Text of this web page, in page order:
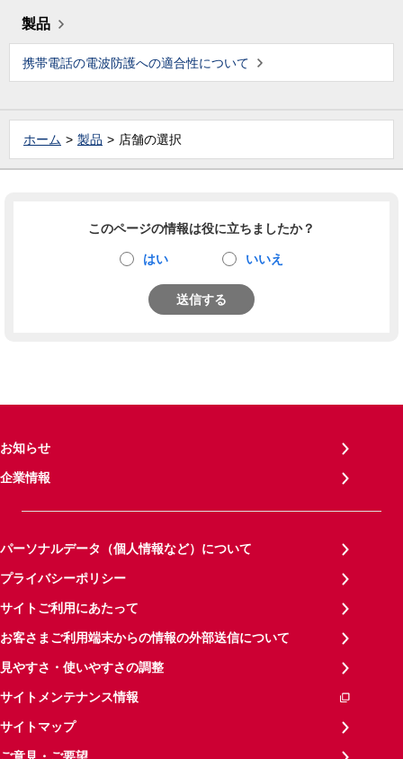
製品
携帯電話の電波防護への適合性について
ホーム 製品 店舗の選択
このページの情報は役に立ちましたか？
はい いいえ
送信する
お知らせ
企業情報
パーソナルデータ（個人情報など）について
プライバシーポリシー
サイトご利用にあたって
お客さまご利用端末からの情報の外部送信について
見やすさ・使いやすさの調整
サイトメンテナンス情報
サイトマップ